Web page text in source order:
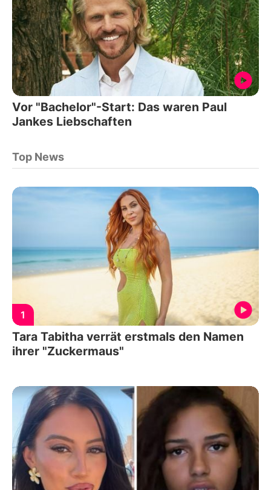
Vor "Bachelor"-Start: Das waren Paul
Jankes Liebschaften
Top News
1
Tara Tabitha verrät erstmals den Namen
ihrer "Zuckermaus"